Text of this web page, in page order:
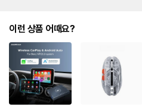
이런 상품 어때요?